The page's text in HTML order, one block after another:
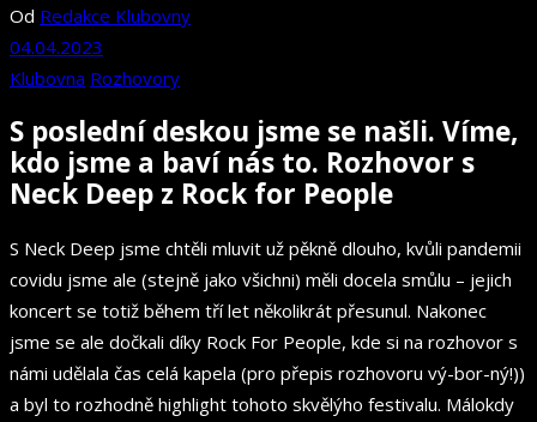
Od Redakce Klubovny
04.04.2023
Klubovna Rozhovory
S poslední deskou jsme se našli. Víme,
kdo jsme a baví nás to. Rozhovor s
Neck Deep z Rock for People
S Neck Deep jsme chtěli mluvit už pěkně dlouho, kvůli pandemii
covidu jsme ale (stejně jako všichni) měli docela smůlu – jejich
koncert se totiž během tří let několikrát přesunul. Nakonec
jsme se ale dočkali díky Rock For People, kde si na rozhovor s
námi udělala čas celá kapela (pro přepis rozhovoru vý-bor-ný!))
a byl to rozhodně highlight tohoto skvělýho festivalu. Málokdy